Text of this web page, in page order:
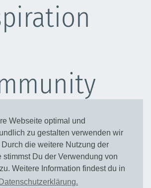
Webseite optimal und
zu gestalten verwenden wir
die weitere Nutzung der
stimmst Du der Verwendung von
Weitere Information findest du in